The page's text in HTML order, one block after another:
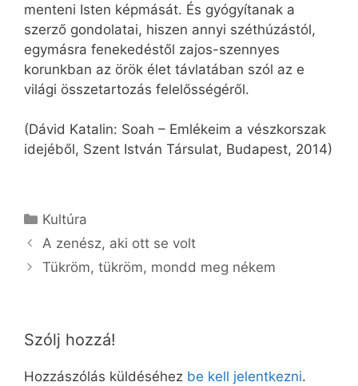
menteni Isten képmását. És gyógyítanak a
szerző gondolatai, hiszen annyi széthúzástól,
egymásra fenekedéstől zajos-szennyes
korunkban az örök élet távlatában szól az e
világi összetartozás felelősségéről.
(Dávid Katalin: Soah – Emlékeim a vészkorszak
idejéből, Szent István Társulat, Budapest, 2014)
Kategória
Kultúra
A zenész, aki ott se volt
Tükröm, tükröm, mondd meg nékem
Szólj hozzá!
Hozzászólás küldéséhez be kell jelentkezni.